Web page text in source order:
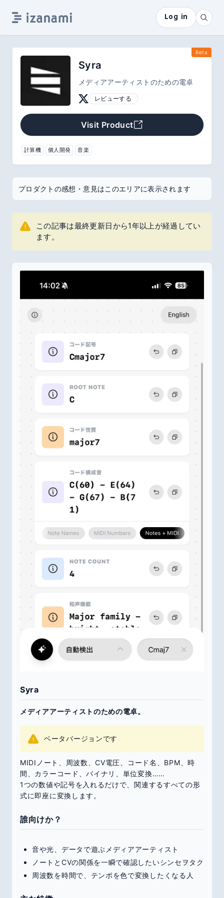
Log in
Beta
Syra
メディアアーティストのための電卓
レビューする
Visit Product
計算機 個人開発 音楽
プロダクトの感想・意見はこのエリアに表示されます
この記事は最終更新日から1年以上が経過してい
ます。
Syra
メディアアーティストのための電卓。
ベータバージョンです
MIDIノート、周波数、CV電圧、コード名、BPM、時
間、カラーコード、バイナリ、単位変換……
1つの数値や記号を入れるだけで、関連するすべての形
式に即座に変換します。
誰向けか？
音や光、データで遊ぶメディアアーティスト
ノートとCVの関係を一瞬で確認したいシンセヲタク
周波数を時間で、テンポを色で変換したくなる人